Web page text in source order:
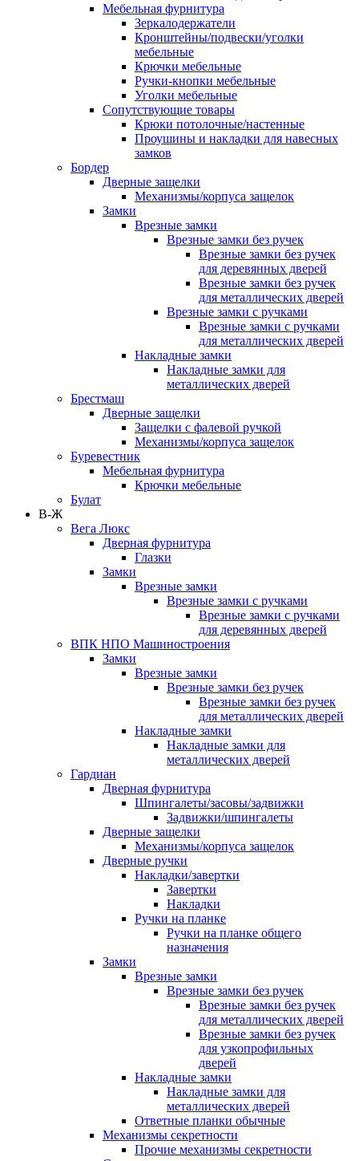
Мебельная фурнитура
Зеркалодержатели
Кронштейны/подвески/уголки
мебельные
Крючки мебельные
Ручки-кнопки мебельные
Уголки мебельные
Сопутствующие товары
Крюки потолочные/настенные
Проушины и накладки для навесных
замков
Бордер
Дверные защелки
Механизмы/корпуса защелок
Замки
Врезные замки
Врезные замки без ручек
Врезные замки без ручек
для деревянных дверей
Врезные замки без ручек
для металлических дверей
Врезные замки с ручками
Врезные замки с ручками
для металлических дверей
Накладные замки
Накладные замки для
металлических дверей
Брестмаш
Дверные защелки
Защелки с фалевой ручкой
Механизмы/корпуса защелок
Буревестник
Мебельная фурнитура
Крючки мебельные
Булат
В-Ж
Вега Люкс
Дверная фурнитура
Глазки
Замки
Врезные замки
Врезные замки с ручками
Врезные замки с ручками
для деревянных дверей
ВПК НПО Машиностроения
Замки
Врезные замки
Врезные замки без ручек
Врезные замки без ручек
для металлических дверей
Накладные замки
Накладные замки для
металлических дверей
Гардиан
Дверная фурнитура
Шпингалеты/засовы/задвижки
Задвижки/шпингалеты
Дверные защелки
Механизмы/корпуса защелок
Дверные ручки
Накладки/завертки
Завертки
Накладки
Ручки на планке
Ручки на планке общего
назначения
Замки
Врезные замки
Врезные замки без ручек
Врезные замки без ручек
для металлических дверей
Врезные замки без ручек
для узкопрофильных
дверей
Накладные замки
Накладные замки для
металлических дверей
Ответные планки обычные
Механизмы секретности
Прочие механизмы секретности